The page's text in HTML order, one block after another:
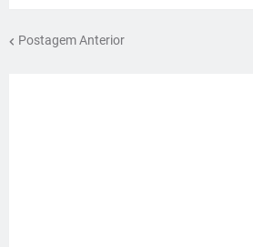
Postagem Anterior